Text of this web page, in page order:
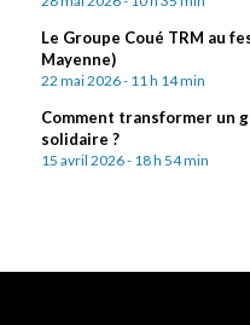
Le Groupe Coué TRM au
Mayenne)
22 mai 2026 - 11 h 14 min
Comment transformer un
solidaire ?
15 avril 2026 - 18 h 54 min